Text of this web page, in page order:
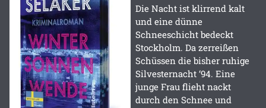
Die Nacht ist klirrend kalt
und eine dünne
Schneeschicht bedeckt
Stockholm. Da zerreißen
Schüssen die bisher ruhige
Silvesternacht ‘94. Eine
junge Frau flieht nackt
durch den Schnee und